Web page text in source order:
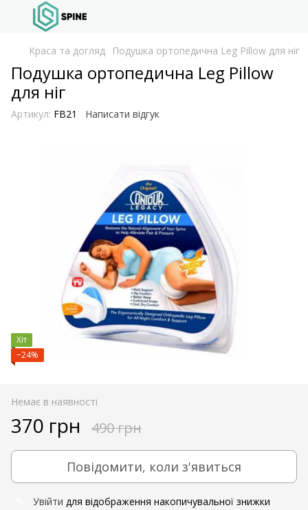
Краса та догляд Подушка ортопедична Leg Pillow для ніг
Подушка ортопедична Leg Pillow
для ніг
Артикул: FB21 Написати відгук
Хіт
−24%
Немає в наявності
370 грн 490 грн
Повідомити, коли з'явиться
Увійти для відображення накопичувальної знижки